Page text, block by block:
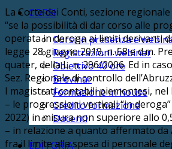
CORSI
Corsi in presenza e
Registrazioni webinar
Obiettivo 40 ore
Brevinar
Formazione in house
Credito formazione
Docenti
EDITORIA
La Corte dei Conti, sezione
“se la possibilità di dar corso alle
operata in deroga ai limiti derivanti
legge 28 giugno 2019, n. 58 e d.m.
quater, della L. n. 296/2006. Ed in
Sez. Regionale di controllo
I magistrati contabili piemontesi,
– le progressioni verticali “in
2022) in misura non superiore allo
– in relazione a quanto affermato
fra il limite alla spesa di personale